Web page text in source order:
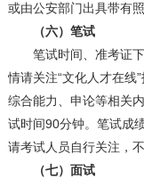
或由公安部门出具带有
（六）笔试
笔试时间、准考证下
情请关注“文化人才在线
综合能力、申论等相关
试时间90分钟。笔试成
请考试人员自行关注，
（七）面试